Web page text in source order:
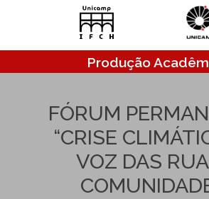
Pular para o conteúdo principal
Produção
FÓRUM
“CRISE
VOZ DAS